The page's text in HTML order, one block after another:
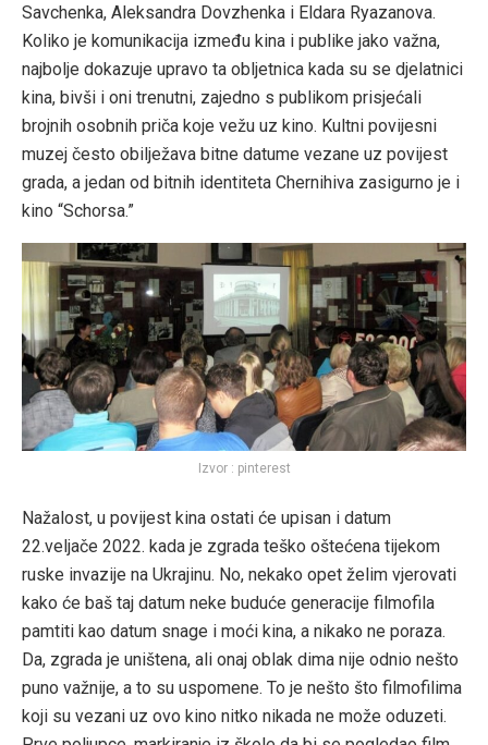
Savchenka, Aleksandra Dovzhenka i Eldara Ryazanova.
Koliko je komunikacija između kina i publike jako važna,
najbolje dokazuje upravo ta obljetnica kada su se djelatnici
kina, bivši i oni trenutni, zajedno s publikom prisjećali
brojnih osobnih priča koje vežu uz kino. Kultni povijesni
muzej često obilježava bitne datume vezane uz povijest
grada, a jedan od bitnih identiteta Chernihiva zasigurno je i
kino “Schorsa.”
Izvor : pinterest
Nažalost, u povijest kina ostati će upisan i datum
22.veljače 2022. kada je zgrada teško oštećena tijekom
ruske invazije na Ukrajinu. No, nekako opet želim vjerovati
kako će baš taj datum neke buduće generacije filmofila
pamtiti kao datum snage i moći kina, a nikako ne poraza.
Da, zgrada je uništena, ali onaj oblak dima nije odnio nešto
puno važnije, a to su uspomene. To je nešto što filmofilima
koji su vezani uz ovo kino nitko nikada ne može oduzeti.